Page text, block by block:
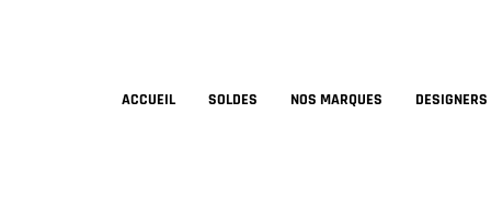
l
ACCUEIL SOLDES NOS MARQUES